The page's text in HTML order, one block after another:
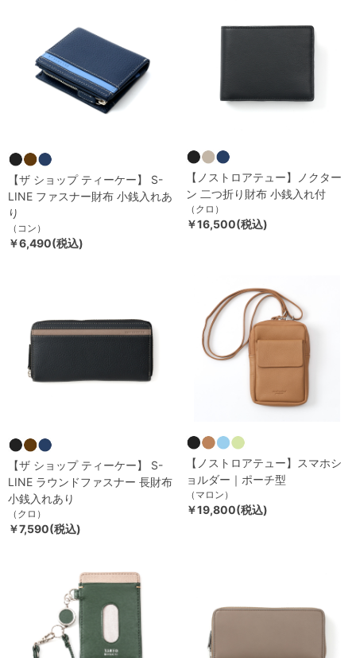
【ザ ショップ ティーケー】 S-
LINE ファスナー財布 小銭入れあ
り
（コン）
￥6,490(税込)
【ノストロアテュー】ノクター
ン 二つ折り財布 小銭入れ付
（クロ）
￥16,500(税込)
【ザ ショップ ティーケー】 S-
LINE ラウンドファスナー 長財布
小銭入れあり
（クロ）
￥7,590(税込)
【ノストロアテュー】スマホシ
ョルダー｜ポーチ型
（マロン）
￥19,800(税込)